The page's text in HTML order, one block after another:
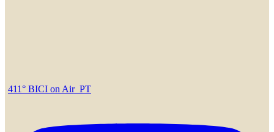
411° BICI on Air_PT